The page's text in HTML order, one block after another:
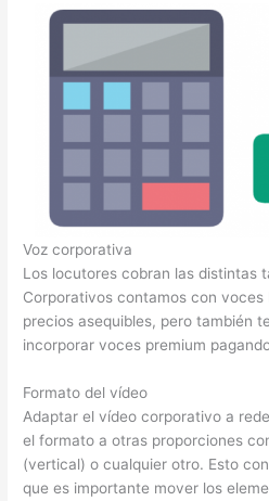
Voz corporativa
Los locutores cobran las distintas
Corporativos contamos con
precios asequibles, pero también
incorporar voces premium
Formato del vídeo
Adaptar el vídeo corporativo a
el formato a otras proporciones
(vertical) o cualquier otro. Esto
que es importante mover los